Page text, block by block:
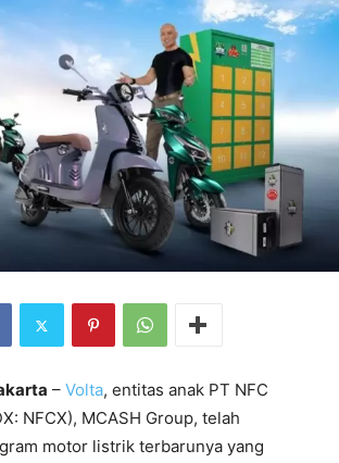
– Volta, entitas anak PT NFC
NFCX), MCASH Group, telah
motor listrik terbarunya yang